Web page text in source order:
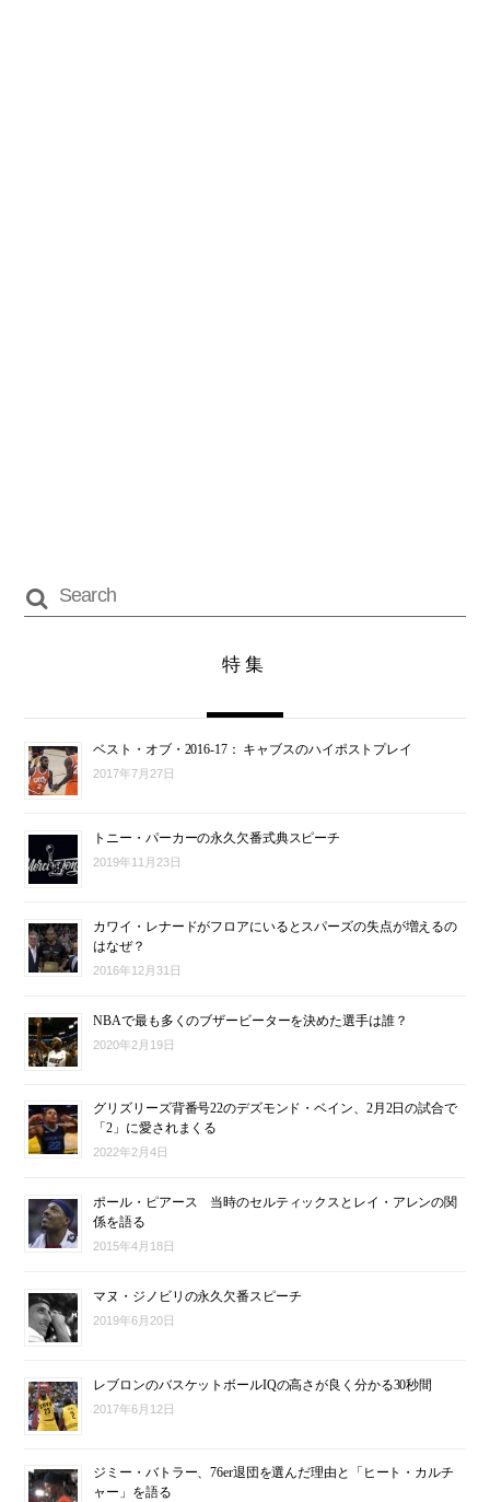
特集
ベスト・オブ・2016-17： キャブスのハイポストプレイ
2017年7月27日
トニー・パーカーの永久欠番式典スピーチ
2019年11月23日
カワイ・レナードがフロアにいるとスパーズの失点が増えるの
はなぜ？
2016年12月31日
NBAで最も多くのブザービーターを決めた選手は誰？
2020年2月19日
グリズリーズ背番号22のデズモンド・ベイン、2月2日の試合で
「2」に愛されまくる
2022年2月4日
ポール・ピアース 当時のセルティックスとレイ・アレンの関
係を語る
2015年4月18日
マヌ・ジノビリの永久欠番スピーチ
2019年6月20日
レブロンのバスケットボールIQの高さが良く分かる30秒間
2017年6月12日
ジミー・バトラー、76er退団を選んだ理由と「ヒート・カルチ
ャー」を語る